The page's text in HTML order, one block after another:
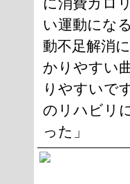
い運動にな
動不足解消
かりやすい
りやすいで
のリハビリ
った」